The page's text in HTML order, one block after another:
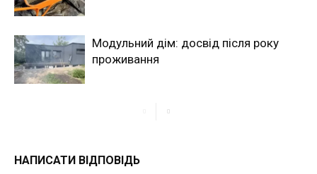
Модульний дім: досвід після року
проживання
НАПИСАТИ ВІДПОВІДЬ